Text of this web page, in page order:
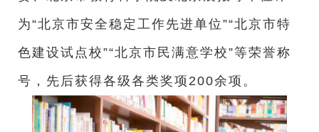
为“北京市安全稳定工作先进单位”“北京市特
色建设试点校”“北京市民满意学校”等荣誉称
号，先后获得各级各类奖项200余项。